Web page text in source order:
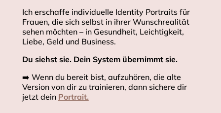
Ich erschaffe individuelle Identity Portraits für
Frauen, die sich selbst in ihrer Wunschrealität
sehen möchten – in Gesundheit, Leichtigkeit,
Liebe, Geld und Business.
Du siehst sie. Dein System übernimmt sie.
➡️ Wenn du bereit bist, aufzuhören, die alte
Version von dir zu trainieren, dann sichere dir
jetzt dein Portrait.